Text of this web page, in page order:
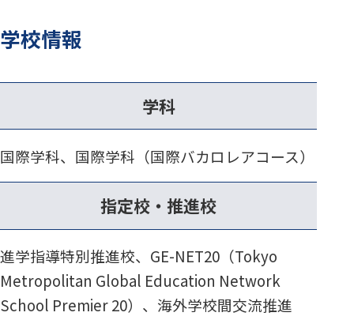
学校情報
学科
国際学科、国際学科（国際バカロレアコース）
指定校・推進校
進学指導特別推進校、GE-NET20（Tokyo
Metropolitan Global Education Network
School Premier 20）、海外学校間交流推進